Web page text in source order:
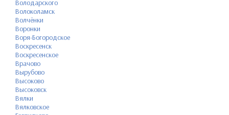
Володарского
Волоколамск
Волчёнки
Воронки
Воря-Богородское
Воскресенск
Воскресенское
Врачово
Вырубово
Высоково
Высоковск
Вялки
Вялковское